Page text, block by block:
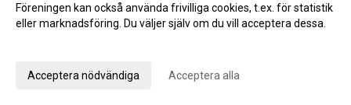
Entrèn 2022-03-15 08:41
Inför: Husqvarna FF – TG&IF
Inför: TG&IF – Vänersborgs FK (träningsmatch)
Föreningen kan också använda frivilliga cookies, t.ex. för statistik
eller marknadsföring. Du väljer själv om du vill acceptera dessa.
Acceptera nödvändiga Acceptera alla